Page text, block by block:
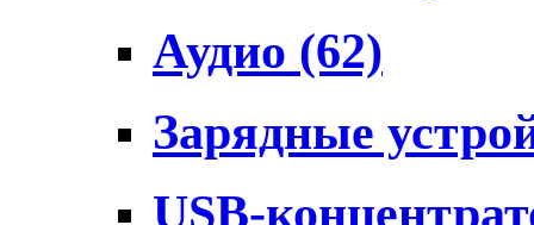
Аудио (62)
Зарядные
USB-